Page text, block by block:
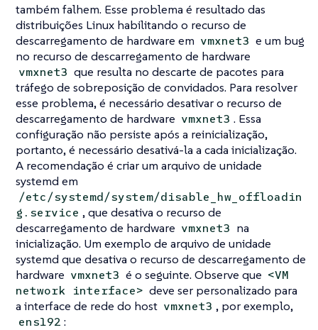
também falhem. Esse problema é resultado das
distribuições Linux habilitando o recurso de
descarregamento de hardware em vmxnet3 e um bug
no recurso de descarregamento de hardware
vmxnet3 que resulta no descarte de pacotes para
tráfego de sobreposição de convidados. Para resolver
esse problema, é necessário desativar o recurso de
descarregamento de hardware vmxnet3 . Essa
configuração não persiste após a reinicialização,
portanto, é necessário desativá-la a cada inicialização.
A recomendação é criar um arquivo de unidade
systemd em
/etc/systemd/system/disable_hw_offloadin
g.service , que desativa o recurso de
descarregamento de hardware vmxnet3 na
inicialização. Um exemplo de arquivo de unidade
systemd que desativa o recurso de descarregamento de
hardware vmxnet3 é o seguinte. Observe que <VM
network interface> deve ser personalizado para
a interface de rede do host vmxnet3 , por exemplo,
ens192 :